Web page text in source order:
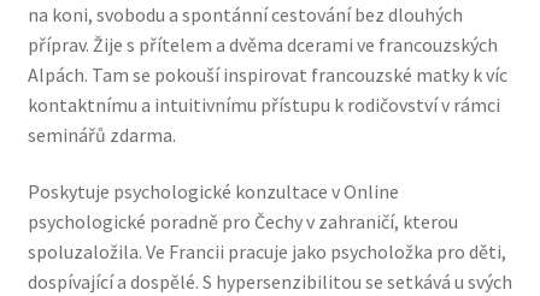
na koni, svobodu a spontánní cestování bez dlouhých
příprav. Žije s přítelem a dvěma dcerami ve francouzských
Alpách. Tam se pokouší inspirovat francouzské matky k víc
kontaktnímu a intuitivnímu přístupu k rodičovství v rámci
seminářů zdarma.
Poskytuje psychologické konzultace v Online
psychologické poradně pro Čechy v zahraničí, kterou
spoluzaložila. Ve Francii pracuje jako psycholožka pro děti,
dospívající a dospělé. S hypersenzibilitou se setkává u svých